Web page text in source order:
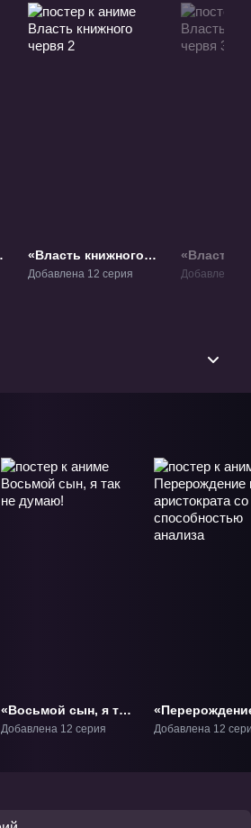
«Власть книжного
червя 2» ТВ-2
Добавлена 12 серия
«Власть
червя 3»
Добавлена
«Восьмой сын, я так
не думаю!» ТВ-1
Добавлена 12 серия
аристократа
Добавлена 12